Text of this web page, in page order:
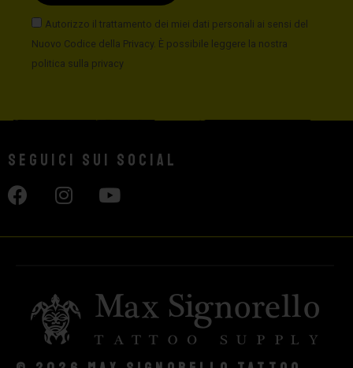
Autorizzo il trattamento dei miei dati personali ai sensi del
Nuovo Codice della Privacy. È possibile leggere la nostra
politica sulla privacy
Seguici sui social